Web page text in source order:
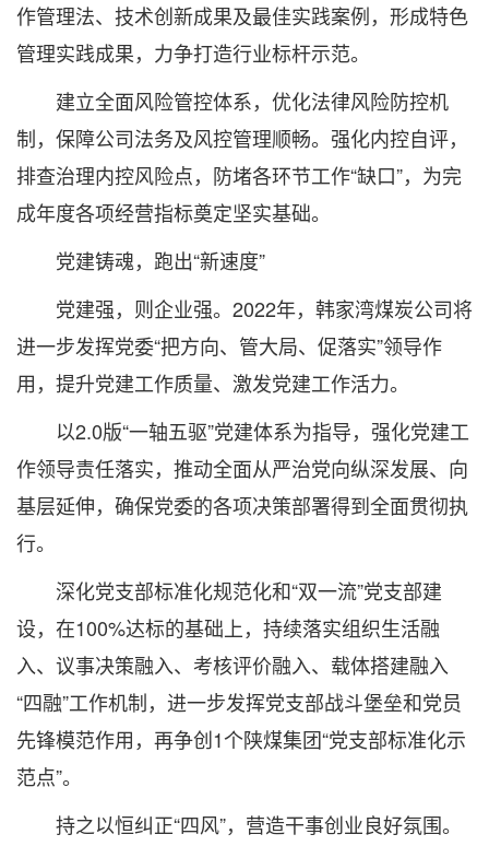
作管理法、技术创新成果及最佳实践案例，形成特色
管理实践成果，力争打造行业标杆示范。
建立全面风险管控体系，优化法律风险防控机
制，保障公司法务及风控管理顺畅。强化内控自评，
排查治理内控风险点，防堵各环节工作“缺口”，为完
成年度各项经营指标奠定坚实基础。
党建铸魂，跑出“新速度”
党建强，则企业强。2022年，韩家湾煤炭公司将
进一步发挥党委“把方向、管大局、促落实”领导作
用，提升党建工作质量、激发党建工作活力。
以2.0版“一轴五驱”党建体系为指导，强化党建工
作领导责任落实，推动全面从严治党向纵深发展、向
基层延伸，确保党委的各项决策部署得到全面贯彻执
行。
深化党支部标准化规范化和“双一流”党支部建
设，在100%达标的基础上，持续落实组织生活融
入、议事决策融入、考核评价融入、载体搭建融入
“四融”工作机制，进一步发挥党支部战斗堡垒和党员
先锋模范作用，再争创1个陕煤集团“党支部标准化示
范点”。
持之以恒纠正“四风”，营造干事创业良好氛围。